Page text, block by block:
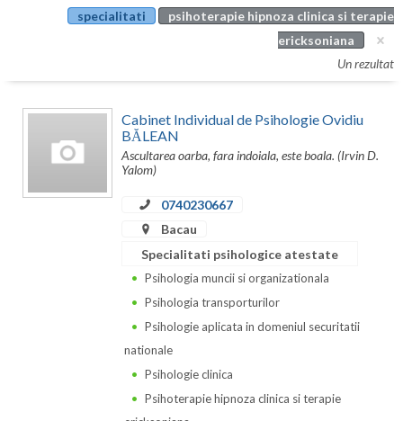
Calarasi
Caras-Severin
Membri
specialitati
psihoterapie hipnoza clinica si terapie
ericksoniana
Un rezultat
Cabinet Individual de Psihologie Ovidiu
BĂLEAN
Ascultarea oarba, fara indoiala, este boala. (Irvin D.
Yalom)
0740230667
Bacau
Specialitati psihologice atestate
Psihologia muncii si organizationala
Psihologia transporturilor
Psihologie aplicata in domeniul securitatii
nationale
Psihologie clinica
Psihoterapie hipnoza clinica si terapie